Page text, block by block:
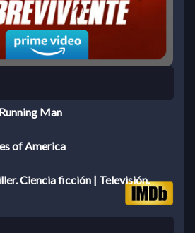
Man
of America
Ciencia ficción | Televisión.